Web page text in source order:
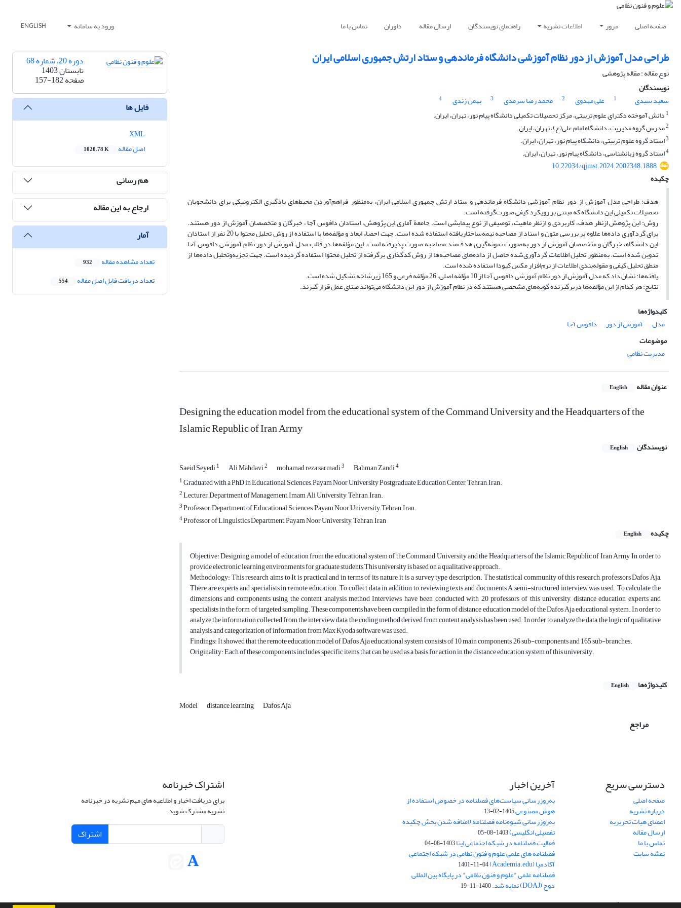
صفحه اصلی مرور اطلاعات نشریه راهنمای نویسندگان ارسال مقاله داوران تماس با ما ورود به سامانه ENGLISH
طراحی مدل آموزش از دور نظام آموزشی دانشگاه فرماندهی و ستاد ارتش جمهوری اسلامی ایران
نوع مقاله : مقاله پژوهشی
نویسندگان
سعید سیدی
1 علی مهدوی 2 محمد رضا سرمدی 3 بهمن زندی
4
1 دانش آموخته دکترای علوم تربیتی، مرکز تحصیلات تکمیلی دانشگاه پیام نور، تهران، ایران.
2مدرس گروه مدیریت، دانشگاه امام علی(ع)، تهران، ایران.
3استاد گروه علوم تربیتی، دانشگاه پیام نور، تهران، ایران.
4استاد گروه زبانشناسی، دانشگاه پیام نور، تهران، ایران.
10.22034/qjmst.2024.2002348.1888
چکیده
هدف: طراحی مدل آموزش از دور نظام آموزشی دانشگاه فرماندهی و ستاد ارتش جمهوری اسلامی ایران، به‌منظور فراهم‌آوردن محیط‌های یادگیری الکترونیکی برای دانشجویان
تحصیلات تکمیلی این دانشگاه که مبتنی بر رویکرد کیفی صورت‌گرفته است.
روش: این پژوهش ازنظر هدف، کاربردی و ازنظر ماهیت، توصیفی از نوع پیمایشی است. جامعۀ آماری این پژوهش، استادان دافوس آجا ، خبرگان و متخصصان آموزش از دور هستند.
برای گردآوری داده‌ها علاوه بر بررسی متون و اسناد از مصاحبه نیمه‌ساختاریافته استفاده شده است. جهت احصاء ابعاد و مؤلفه‌ها با استفاده از روش تحلیل محتوا با 20 نفر از استادان
این دانشگاه، خبرگان و متخصصان آموزش از دور به‌صورت نمونه‌گیری هدف‌مند مصاحبه صورت پذیرفته است. این مؤلفه‌ها در قالب مدل آموزش از دور نظام آموزشی دافوس آجا
تدوین شده است. به‌منظور تحلیل اطلاعات گردآوری‌شده حاصل از داده‌های مصاحبه‌ها از روش کدگذاری برگرفته از تحلیل محتوا استفاده گردیده است. جهت تجزیه‌وتحلیل داده‌ها از
منطق تحلیل کیفی و مقوله‌بندی اطلاعات از نرم‌افزار مکس کیودا استفاده شده است.
یافته‌ها: نشان داد که مدل آموزش از دور نظام آموزشی دافوس آجا از 10 مؤلفه اصلی، 26 مؤلفه فرعی و 165 زیرشاخه تشکیل شده است.
نتایج: هر کدام از این مؤلفه‌ها دربرگیرنده گویه‌های مشخصی هستند که در نظام آموزش از دور این دانشگاه می‌تواند مبنای عمل قرار گیرند.
کلیدواژه‌ها
مدل
آموزش از دور
دافوس آجا
موضوعات
مدیریت نظامی
عنوان مقاله English
Designing the education model from the educational system of the Command University and the Headquarters of the
Islamic Republic of Iran Army
نویسندگان English
Saeid Seyedi1 Ali Mahdavi2 mohamad reza sarmadi3 Bahman Zandi4
1Graduated with a PhD in Educational Sciences, Payam Noor University Postgraduate Education Center, Tehran, Iran.
2Lecturer, Department of Management, Imam Ali University, Tehran, Iran.
3Professor, Department of Educational Sciences, Payam Noor University, Tehran, Iran.
4Professor of Linguistics Department, Payam Noor University, Tehran, Iran
چکیده
English
Objective: Designing a model of education from the educational system of the Command University and the Headquarters of the Islamic Republic of Iran Army, In order to
provide electronic learning environments for graduate students This university is based on a qualitative approach.
Methodology: This research aims to It is practical and in terms of its nature, it is a survey type description. The statistical community of this research, professors Dafos Aja,
There are experts and specialists in remote education. To collect data in addition to reviewing texts and documents A semi-structured interview was used. To calculate the
dimensions and components using the content analysis method Interviews have been conducted with 20 professors of this university, distance education experts and
specialists in the form of targeted sampling. These components have been compiled in the form of distance education model of the Dafos Aja educational system. In order to
analyze the information collected from the interview data, the coding method derived from content analysis has been used. In order to analyze the data, the logic of qualitative
analysis and categorization of information from Max Kyoda software was used.
Findings: It showed that the remote education model of Dafos Aja educational system consists of 10 main components, 26 sub-components and 165 sub-branches.
Originality: Each of these components includes specific items that can be used as a basis for action in the distance education system of this university.
کلیدواژه‌ها English
Model distance learning Dafos Aja
مراجع
دوره 20، شماره 68
تابستان 1403
صفحه157-182
فایل ها
اصل مقاله
1020.78 K
هم رسانی
ارجاع به این مقاله
آمار
تعداد مشاهده مقاله 932
تعداد دریافت فایل اصل مقاله 554
دسترسی سریع
صفحه اصلی
درباره نشریه
اعضای هیات تحریریه
ارسال مقاله
تماس با ما
نقشه سایت
آخرین اخبار
به‌روزرسانی سیاست‌های فصلنامه در خصوص استفاده از
هوش مصنوعی1405-02-13
به‌روزرسانی شیوه‌نامه فصلنامه (اضافه شدن بخش چکیده
تفصیلی انگلیسی)1403-08-05
فعالیت فصلنامه در شبکه اجتماعی ایتا1403-08-04
فصلنامه های علمی علوم و فنون نظامی در شبکه اجتماعی
آکادمیا (Academia.edu) 1401-11-04
فصلنامه علمی "علوم و فنون نظامی" در پایگاه بین المللی
دوج (DOAJ) نمایه شد. 1400-11-19
اشتراک خبرنامه
برای دریافت اخبار و اطلاعیه های مهم نشریه در خبرنامه
نشریه مشترک شوید.
اشتراک
سامانه مدیریت نشریات علمی.طراحی و پیاده سازی ازسیناوب